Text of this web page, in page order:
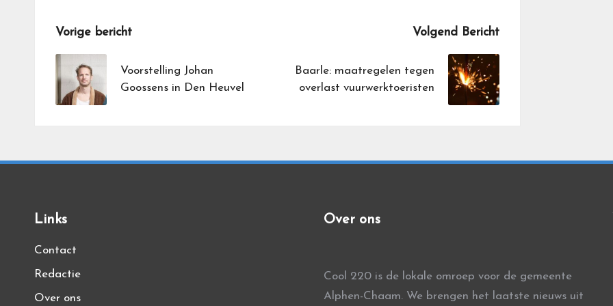
Bericht
navigatie
Vorige bericht
Voorstelling Johan
Goossens in Den Heuvel
Volgend Bericht
Baarle: maatregelen tegen
overlast vuurwerktoeristen
Links
Contact
Redactie
Over ons
Over ons
Cool 220 is de lokale omroep voor de gemeente
Alphen-Chaam. We brengen het laatste nieuws uit